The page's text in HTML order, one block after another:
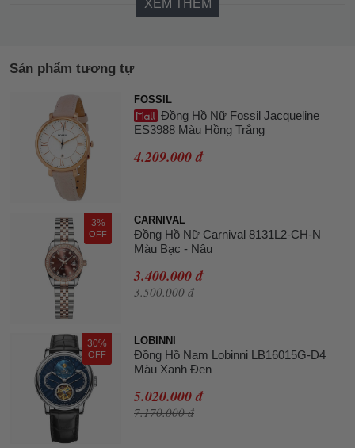
XEM THÊM
Sản phẩm tương tự
FOSSIL
Đồng Hồ Nữ Fossil Jacqueline
ES3988 Màu Hồng Trắng
4.209.000 đ
3%
OFF
CARNIVAL
Đồng Hồ Nữ Carnival 8131L2-CH-N
Màu Bạc - Nâu
3.400.000 đ
3.500.000 đ
30%
OFF
LOBINNI
Đồng Hồ Nam Lobinni LB16015G-D4
Màu Xanh Đen
5.020.000 đ
7.170.000 đ